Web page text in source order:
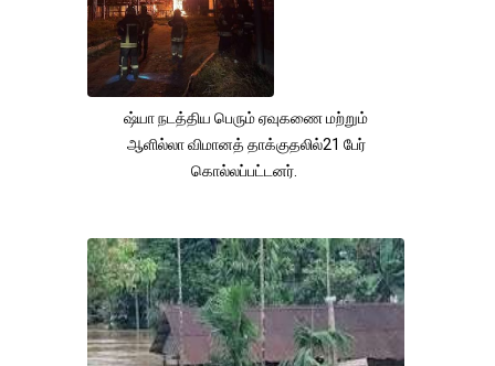
ஷ்யா நடத்திய பெரும் ஏவுகணை மற்றும்
ஆளில்லா விமானத் தாக்குதலில்21 பேர்
கொல்லப்பட்டனர்.